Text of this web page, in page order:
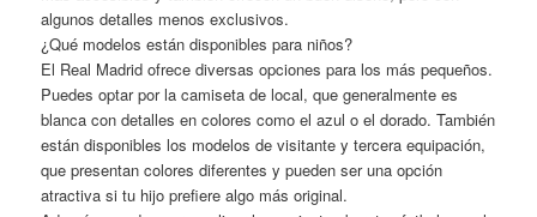
algunos detalles menos exclusivos.
¿Qué modelos están disponibles para niños?
El Real Madrid ofrece diversas opciones para los más pequeños.
Puedes optar por la camiseta de local, que generalmente es
blanca con detalles en colores como el azul o el dorado. También
están disponibles los modelos de visitante y tercera equipación,
que presentan colores diferentes y pueden ser una opción
atractiva si tu hijo prefiere algo más original.